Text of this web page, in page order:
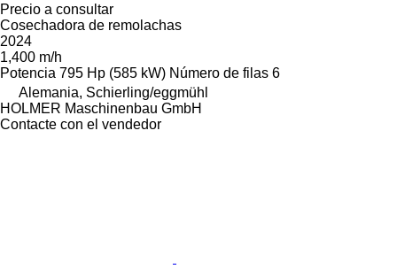
Precio a consultar
Cosechadora de remolachas
2024
1,400 m/h
Potencia 795 Hp (585 kW) Número de filas 6
Alemania, Schierling/eggmühl
HOLMER Maschinenbau GmbH
Contacte con el vendedor